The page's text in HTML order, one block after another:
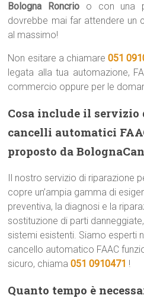
Bologna Roncrio o con una
dovrebbe mai far attendere un
al massimo!
Non esitare a chiamare 051
legata alla tua automazione,
commercio oppure per le
Cosa include il servizio
cancelli automatici
proposto da
Il nostro servizio di riparazione
copre un’ampia gamma di
preventiva, la diagnosi e la
sostituzione di parti
sistemi esistenti. Siamo esperti
cancello automatico FAAC
sicuro, chiama051 0910471 !
Quanto tempo è